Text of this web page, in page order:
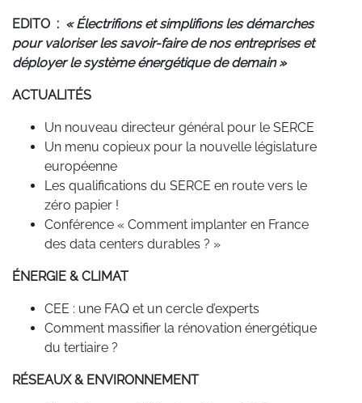
EDITO : « Électrifions et simplifions les démarches
pour valoriser les savoir-faire de nos entreprises et
déployer le système énergétique de demain »
ACTUALITÉS
Un nouveau directeur général pour le SERCE
Un menu copieux pour la nouvelle législature
européenne
Les qualifications du SERCE en route vers le
zéro papier !
Conférence « Comment implanter en France
des data centers durables ? »
ÉNERGIE & CLIMAT
CEE : une FAQ et un cercle d’experts
Comment massifier la rénovation énergétique
du tertiaire ?
RÉSEAUX & ENVIRONNEMENT